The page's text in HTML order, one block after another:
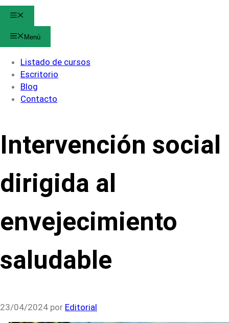
Menú
Listado de cursos
Escritorio
Blog
Contacto
Intervención social
dirigida al
envejecimiento
saludable
23/04/2024 por Editorial